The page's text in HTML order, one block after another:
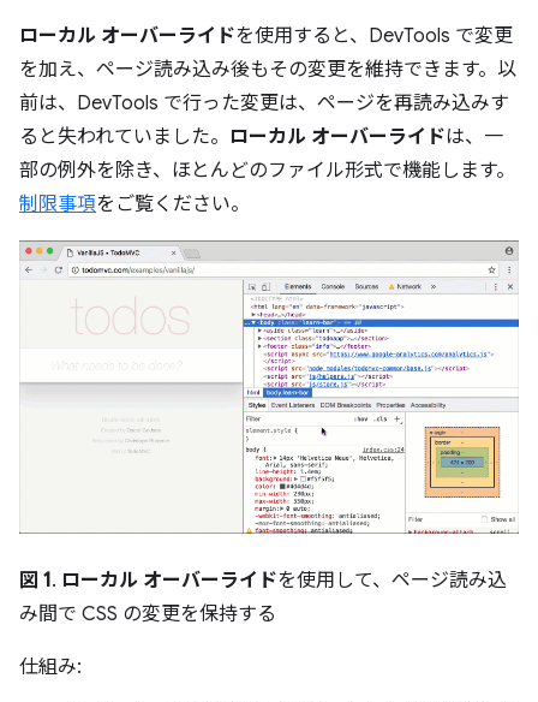
ローカル オーバーライドを使用すると、DevTools で変更
を加え、ページ読み込み後もその変更を維持できます。以
前は、DevTools で行った変更は、ページを再読み込みす
ると失われていました。 ローカル オーバーライドは、一
部の例外を除き、ほとんどのファイル形式で機能します。
制限事項をご覧ください。
図 1. ローカル オーバーライドを使用して、ページ読み込
み間で CSS の変更を保持する
仕組み: